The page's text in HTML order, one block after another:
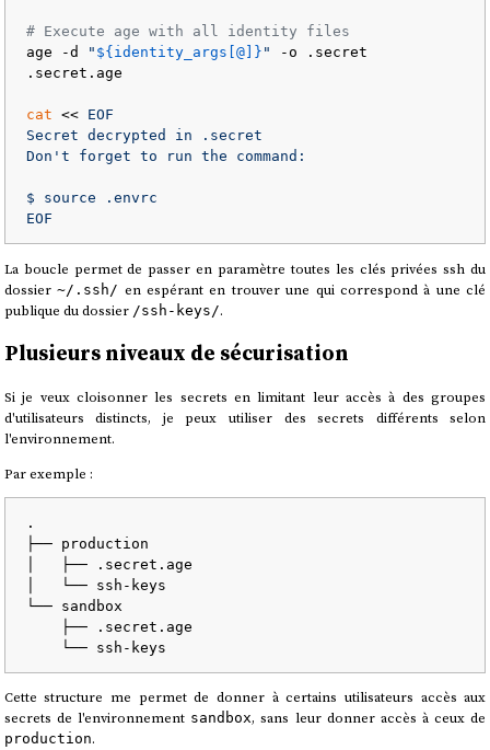
# Execute age with all identity files
age -d
" ${identity_args[@]} "
-o .secret
.secret.age
cat << EOF
Secret decrypted in .secret
Don't forget to run the command:
$ source .envrc
EOF
La boucle permet de passer en paramètre toutes les clés privées ssh du
dossier~/.ssh/ en espérant en trouver une qui correspond à une clé
publique du dossier /ssh-keys/.
Plusieurs niveaux de sécurisation
Si je veux cloisonner les secrets en limitant leur accès à des groupes
d'utilisateurs distincts, je peux utiliser des secrets différents selon
l'environnement.
Par exemple :
.
├── production
│   ├── .secret.age
│   └── ssh-keys
└── sandbox
Cette structure me permet de donner à certains utilisateurs accès aux
secrets de l'environnement sandbox, sans leur donner accès à ceux de
production.